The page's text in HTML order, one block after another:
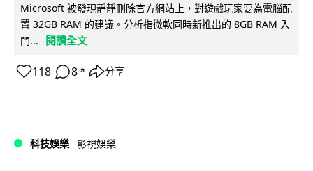
Microsoft 被發現靜靜刪除官方網站上，對遊戲玩家要為電腦配
置 32GB RAM 的建議。分析指微軟同時新推出的 8GB RAM 入
門...
閱讀全文
118 8 ↗ 分享
科技娛樂 影視娛樂